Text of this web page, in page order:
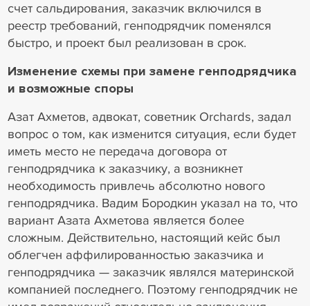
счет сальдирования, заказчик включился в
реестр требований, генподрядчик поменялся
быстро, и проект был реализован в срок.
Изменение схемы при замене генподрядчика
и возможные споры
Азат Ахметов, адвокат, cоветник Orchards, задал
вопрос о том, как изменится ситуация, если будет
иметь место не передача договора от
генподрядчика к заказчику, а возникнет
необходимость привлечь абсолютно нового
генподрядчика. Вадим Бородкин указал на то, что
вариант Азата Ахметова является более
сложным. Действительно, настоящий кейс был
облегчен аффилированностью заказчика и
генподрядчика — заказчик являлся материнской
компанией последнего. Поэтому генподрядчик не